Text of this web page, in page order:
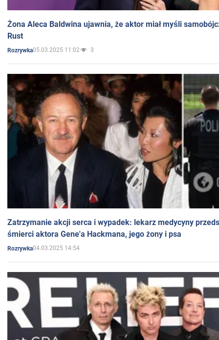
Żona Aleca Baldwina ujawnia, że aktor miał myśli
Rust
Rozrywka05.03.2025 11:02 3
Zatrzymanie akcji serca i wypadek: lekarz medycyny
śmierci aktora Gene'a Hackmana, jego żony i psa
Rozrywka04.03.2025 14:54